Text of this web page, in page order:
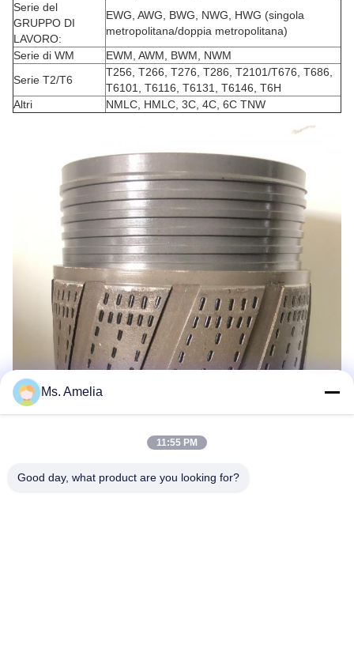
Serie del
GRUPPO DI
LAVORO:
EWG, AWG, BWG, NWG, HWG (singola
metropolitana/doppia metropolitana)
Serie di WM
EWM, AWM, BWM, NWM
Serie T2/T6
T256, T266, T276, T286, T2101/T676, T686,
T6101, T6116, T6131, T6146, T6H
Altri
NMLC, HMLC, 3C, 4C, 6C TNW
Ms. Amelia
11:55 PM
Good day, what product are you looking for?